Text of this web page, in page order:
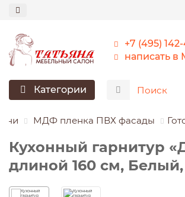
+7 (495)
написать в
Категории
МДФ пленка ПВХ фасады
Кухонный гарнитур
длиной 160 см, Белый,